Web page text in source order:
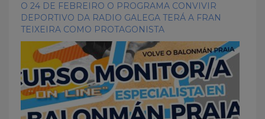
O 24 DE FEBREIRO O PROGRAMA CONVIVIR
DEPORTIVO DA RADIO GALEGA TERÁ A FRAN
TEIXEIRA COMO PROTAGONISTA